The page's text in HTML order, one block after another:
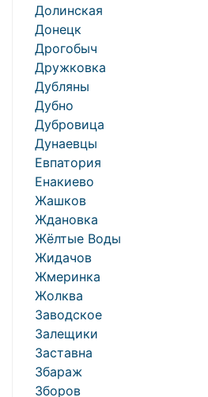
Долинская
Донецк
Дрогобыч
Дружковка
Дубляны
Дубно
Дубровица
Дунаевцы
Евпатория
Енакиево
Жашков
Ждановка
Жёлтые Воды
Жидачов
Жмеринка
Жолква
Заводское
Залещики
Заставна
Збараж
Зборов